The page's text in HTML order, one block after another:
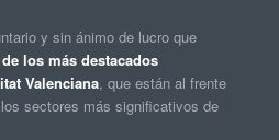
y sin ánimo de lucro que
los más destacados
Valenciana, que están al frente
sectores más significativos de